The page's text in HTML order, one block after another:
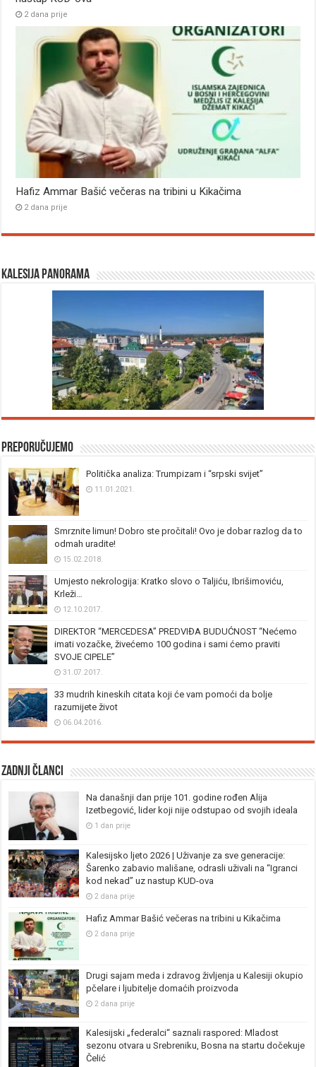
2 dana prije
Hafiz Ammar Bašić večeras na tribini u Kikačima
2 dana prije
Kalesija panorama
Preporučujemo
Politička analiza: Trumpizam i “srpski svijet”
11.01.2021.
Smrznite limun! Dobro ste pročitali! Ovo je dobar razlog da to
odmah uradite!
15.02.2018.
Umjesto nekrologija: Kratko slovo o Taljiću, Ibrišimoviću,
Krleži…
12.10.2017.
DIREKTOR “MERCEDESA” PREDVIĐA BUDUĆNOST “Nećemo
imati vozačke, živećemo 100 godina i sami ćemo praviti
SVOJE CIPELE”
31.07.2017.
33 mudrih kineskih citata koji će vam pomoći da bolje
razumijete život
06.04.2016.
Zadnji članci
Na današnji dan prije 101. godine rođen Alija
Izetbegović, lider koji nije odstupao od svojih ideala
1 dan prije
Kalesijsko ljeto 2026 | Uživanje za sve generacije:
Šarenko zabavio mališane, odrasli uživali na “Igranci
kod nekad” uz nastup KUD-ova
2 dana prije
Hafiz Ammar Bašić večeras na tribini u Kikačima
2 dana prije
Drugi sajam meda i zdravog življenja u Kalesiji okupio
pčelare i ljubitelje domaćih proizvoda
2 dana prije
Kalesijski „federalci“ saznali raspored: Mladost
sezonu otvara u Srebreniku, Bosna na startu dočekuje
Čelić